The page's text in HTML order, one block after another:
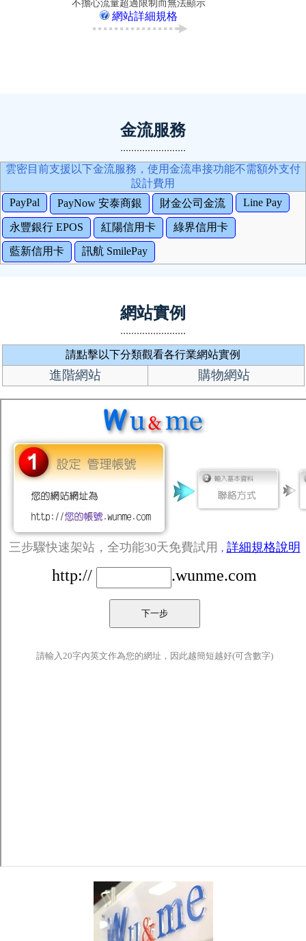
不擔心流量超過限制而無法顯示
網站詳細規格
金流服務
雲密目前支援以下金流服務，使用金流串接功能不需額外支付
設計費用
PayPal
PayNow 安泰商銀 財金公司金流 Line Pay
永豐銀行 EPOS 紅陽信用卡 綠界信用卡
藍新信用卡 訊航 SmilePay
網站實例
請點擊以下分類觀看各行業網站實例
進階網站 購物網站